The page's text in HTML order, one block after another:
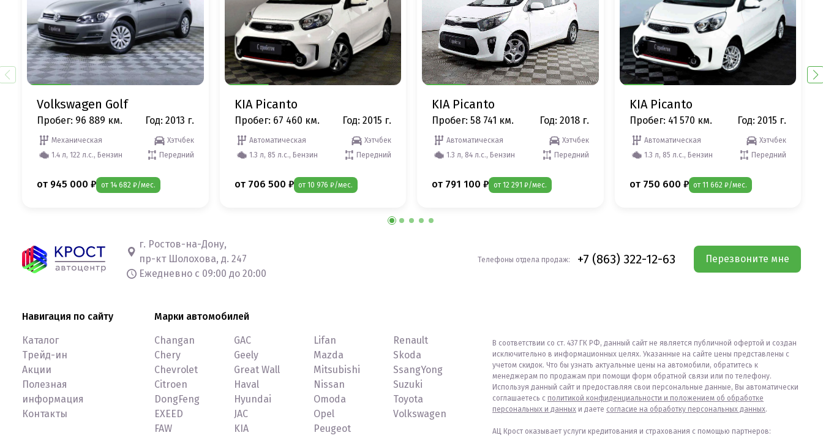
Volkswagen Golf
Пробег: 96 889 км. Год: 2013 г.
Механическая
Хэтчбек
1.4 л, 122 л.с., Бензин
Передний
от 945 000 ₽ от 14 682 ₽/мес.
KIA Picanto
Пробег: 67 460 км. Год: 2015 г.
Автоматическая
Хэтчбек
1.3 л, 85 л.с., Бензин
Передний
от 706 500 ₽ от 10 976 ₽/мес.
KIA Picanto
Пробег: 58 741 км. Год: 2018 г.
Автоматическая
Хэтчбек
1.3 л, 84 л.с., Бензин
Передний
от 791 100 ₽ от 12 291 ₽/мес.
KIA Picanto
Пробег: 41 570 км. Год: 2015 г.
Автоматическая
Хэтчбек
1.3 л, 85 л.с., Бензин
Передний
от 750 600 ₽ от 11 662 ₽/мес.
г. Ростов-на-Дону,
пр-кт Шолохова, д. 247
Ежедневно с 09:00 до 20:00
Телефоны отдела продаж: +7 (863) 322-12-63 Перезвоните мне
Навигация по сайту
Каталог
Трейд-ин
Акции
Полезная
информация
Контакты
Марки автомобилей
Changan
Chery
Chevrolet
Citroen
DongFeng
EXEED
FAW
GAC
Geely
Great Wall
Haval
Hyundai
JAC
KIA
Lifan
Mazda
Mitsubishi
Nissan
Omoda
Opel
Peugeot
Renault
Skoda
SsangYong
Suzuki
Toyota
Volkswagen
В соответствии со ст. 437 ГК РФ, данный сайт не является публичной офертой и создан
исключительно в информационных целях. Указанные на сайте цены представлены с
учетом скидок. Что бы узнать актуальные цены на автомобили, обратитесь к
менеджерам по продажам при помощи форм обратной связи или по телефону.
Используя данный сайт и предоставляя свои персональные данные, Вы автоматически
соглашаетесь с политикой конфиденциальности и положением об обработке
персональных и данных и даете согласие на обработку персональных данных.
АЦ Крост оказывает услуги кредитования и страхования с помощью партнеров: